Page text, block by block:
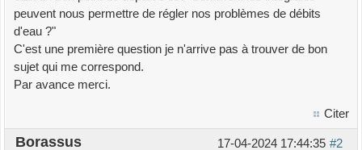
peuvent nous permettre de régler nos problèmes de débits
d'eau ?"
C'est une première question je n'arrive pas à trouver de bon
sujet qui me correspond.
Par avance merci.
Citer
#2
17-04-2024 17:44:35
Borassus